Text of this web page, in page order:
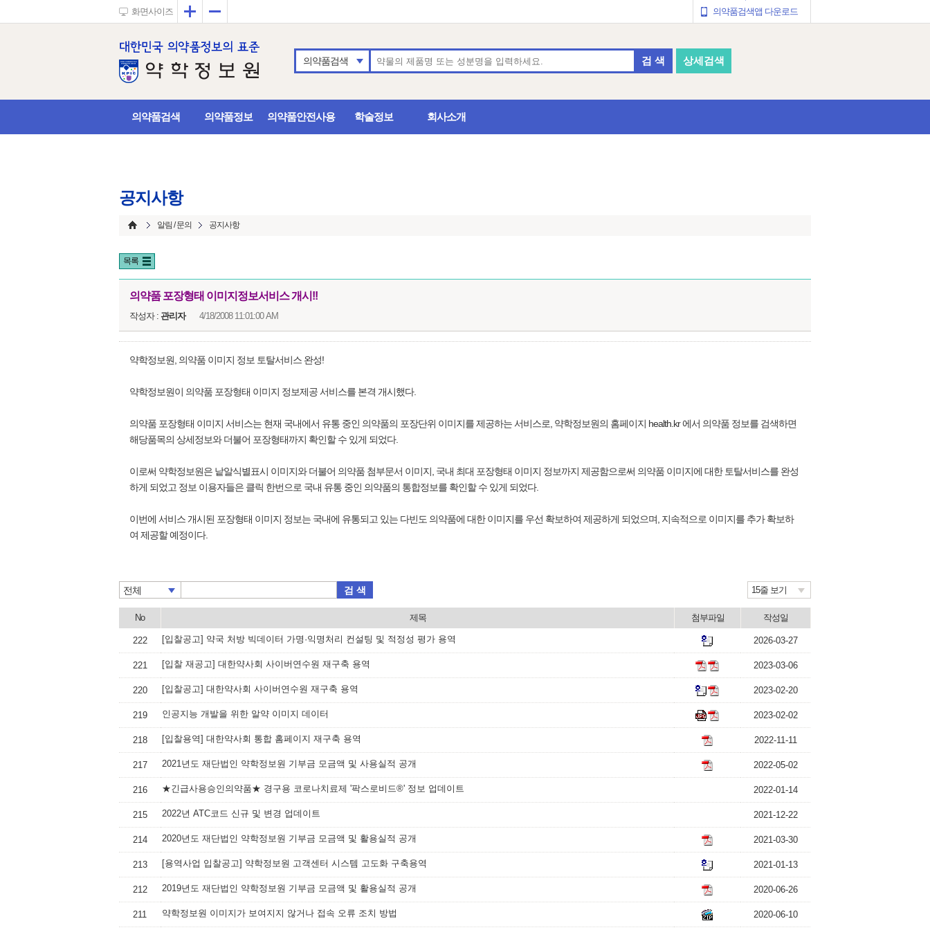
화면사이즈 확대 의약품검색앱 다운로드
의약품검색 검 색 상세검색
의약품검색 의약품정보 의약품안전사용 학술정보 회사소개
공지사항
알림 / 문의 공지사항
목록
의약품 포장형태 이미지정보서비스 개시!!
작성자 : 관리자 4/18/2008 11:01:00 AM
약학정보원, 의약품 이미지 정보 토탈서비스 완성!
약학정보원이 의약품 포장형태 이미지 정보제공 서비스를 본격 개시했다.
의약품 포장형태 이미지 서비스는 현재 국내에서 유통 중인 의약품의 포장단위 이미지를 제공하는 서비스로, 약학정보원의 홈페이지 health.kr 에서 의약품 정보를 검색하면
해당품목의 상세정보와 더불어 포장형태까지 확인할 수 있게 되었다.
이로써 약학정보원은 낱알식별표시 이미지와 더불어 의약품 첨부문서 이미지, 국내 최대 포장형태 이미지 정보까지 제공함으로써 의약품 이미지에 대한 토탈서비스를 완성
하게 되었고 정보 이용자들은 클릭 한번으로 국내 유통 중인 의약품의 통합정보를 확인할 수 있게 되었다.
이번에 서비스 개시된 포장형태 이미지 정보는 국내에 유통되고 있는 다빈도 의약품에 대한 이미지를 우선 확보하여 제공하게 되었으며, 지속적으로 이미지를 추가 확보하
여 제공할 예정이다.
전체 검 색 15줄 보기
No 제목 첨부파일 작성일
222 [입찰공고] 약국 처방 빅데이터 가명·익명처리 컨설팅 및 적정성 평가 용역 2026-03-27
221 [입찰 재공고] 대한약사회 사이버연수원 재구축 용역 2023-03-06
220 [입찰공고] 대한약사회 사이버연수원 재구축 용역 2023-02-20
219 인공지능 개발을 위한 알약 이미지 데이터 2023-02-02
218 [입찰용역] 대한약사회 통합 홈페이지 재구축 용역 2022-11-11
217 2021년도 재단법인 약학정보원 기부금 모금액 및 사용실적 공개 2022-05-02
216 ★긴급사용승인의약품★ 경구용 코로나치료제 '팍스로비드®' 정보 업데이트 2022-01-14
215 2022년 ATC코드 신규 및 변경 업데이트 2021-12-22
214 2020년도 재단법인 약학정보원 기부금 모금액 및 활용실적 공개 2021-03-30
213 [용역사업 입찰공고] 약학정보원 고객센터 시스템 고도화 구축용역 2021-01-13
212 2019년도 재단법인 약학정보원 기부금 모금액 및 활용실적 공개 2020-06-26
211 약학정보원 이미지가 보여지지 않거나 접속 오류 조치 방법 2020-06-10